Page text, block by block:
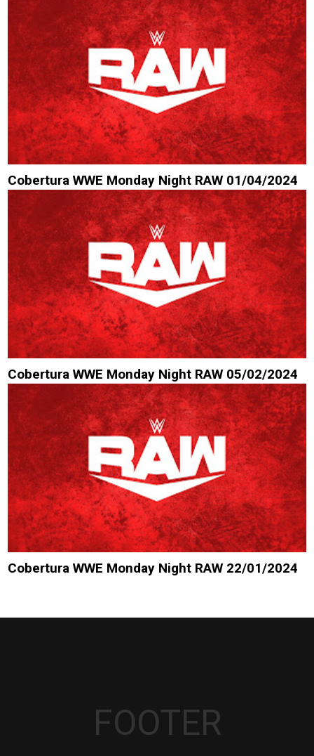
Cobertura WWE Monday Night RAW 01/04/2024
Cobertura WWE Monday Night RAW 05/02/2024
Cobertura WWE Monday Night RAW 22/01/2024
FOOTER